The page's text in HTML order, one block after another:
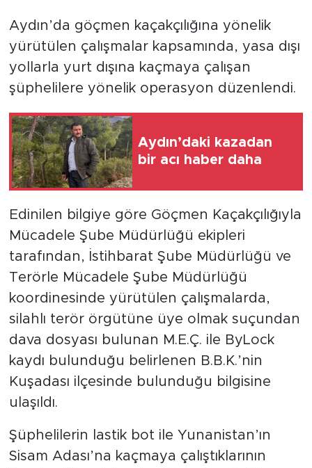
Aydın’da göçmen kaçakçılığına yönelik
yürütülen çalışmalar kapsamında, yasa dışı
yollarla yurt dışına kaçmaya çalışan
şüphelilere yönelik operasyon düzenlendi.
Aydın’daki kazadan
bir acı haber daha
Edinilen bilgiye göre Göçmen Kaçakçılığıyla
Mücadele Şube Müdürlüğü ekipleri
tarafından, İstihbarat Şube Müdürlüğü ve
Terörle Mücadele Şube Müdürlüğü
koordinesinde yürütülen çalışmalarda,
silahlı terör örgütüne üye olmak suçundan
dava dosyası bulunan M.E.Ç. ile ByLock
kaydı bulunduğu belirlenen B.B.K.’nin
Kuşadası ilçesinde bulunduğu bilgisine
ulaşıldı.
Şüphelilerin lastik bot ile Yunanistan’ın
Sisam Adası’na kaçmaya çalıştıklarının